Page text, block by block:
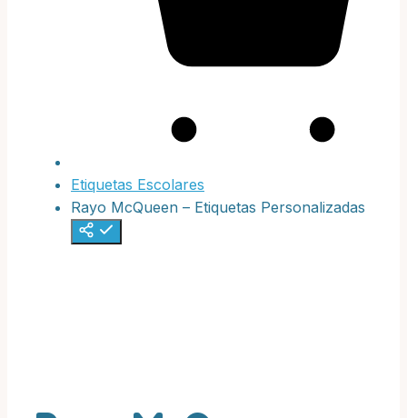
Etiquetas Escolares
Rayo McQueen – Etiquetas Personalizadas